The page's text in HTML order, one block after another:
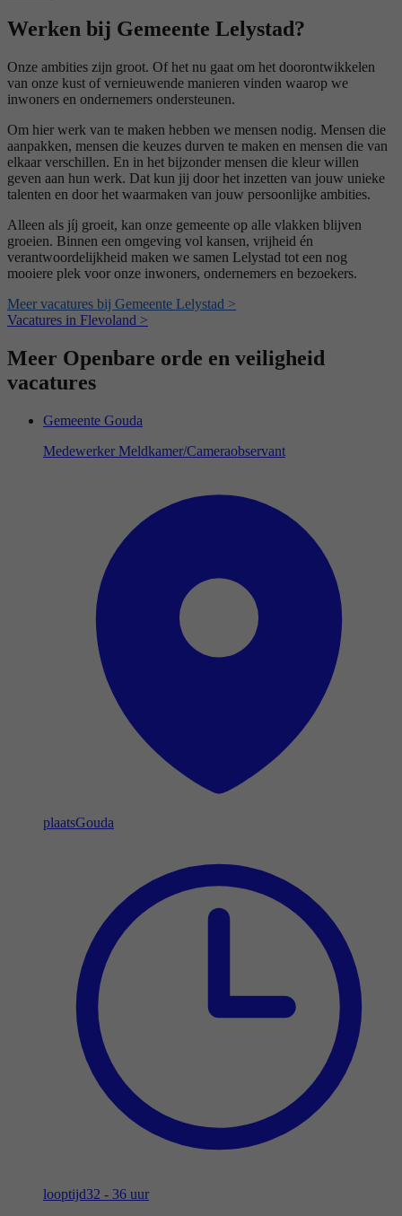
Werken bij Gemeente Lelystad?
Onze ambities zijn groot. Of het nu gaat om het doorontwikkelen
van onze kust of vernieuwende manieren vinden waarop we
inwoners en ondernemers ondersteunen.
Om hier werk van te maken hebben we mensen nodig. Mensen die
aanpakken, mensen die keuzes durven te maken en mensen die van
elkaar verschillen. En in het bijzonder mensen die kleur willen
geven aan hun werk. Dat kun jij door het inzetten van jouw unieke
talenten en door het waarmaken van jouw persoonlijke ambities.
Alleen als jíj groeit, kan onze gemeente op alle vlakken blijven
groeien. Binnen een omgeving vol kansen, vrijheid én
verantwoordelijkheid maken we samen Lelystad tot een nog
mooiere plek voor onze inwoners, ondernemers en bezoekers.
Meer vacatures bij Gemeente Lelystad >
Vacatures in Flevoland >
Meer Openbare orde en veiligheid
vacatures
Gemeente Gouda
Medewerker Meldkamer/Cameraobservant
plaatsGouda
looptijd32 - 36 uur